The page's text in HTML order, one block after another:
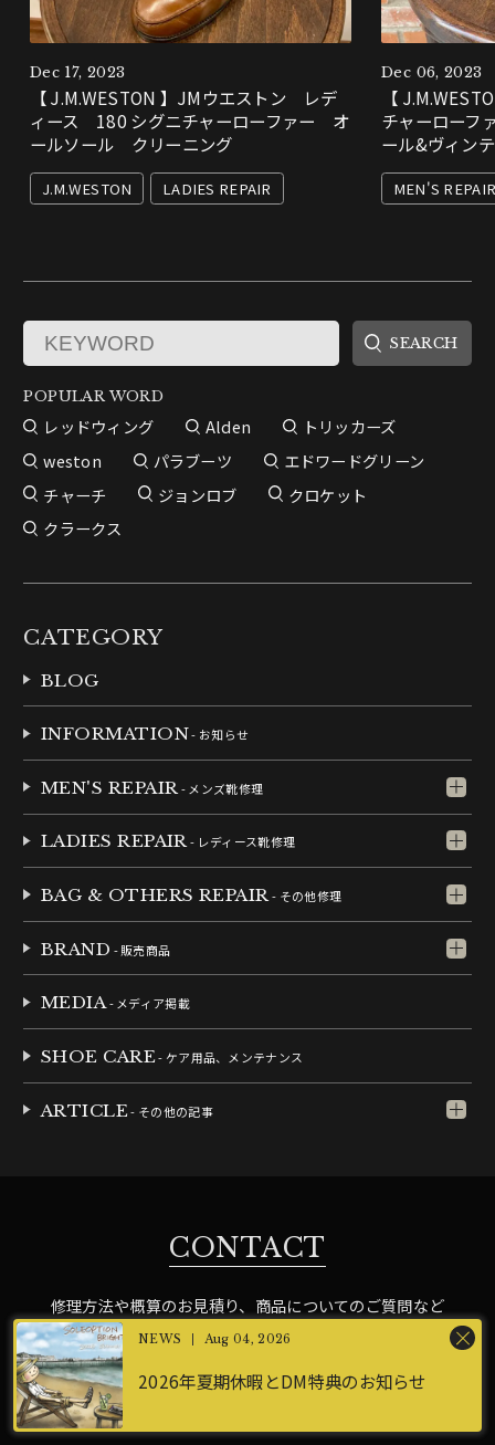
Aug 04, 2026
2026年夏期休暇とDM特典のお知らせ
Dec 17, 2023
【 J.M.WESTON 】JMウエストン レデ
ィース 180 シグニチャーローファー オ
ールソール クリーニング
J.M.WESTON LADIES REPAIR
Dec 06, 2023
【
チャーローフ
ール&ヴィン
MEN'S
POPULAR WORD
レッドウィング Alden
トリッカーズ
weston
パラブーツ
エドワードグリーン
チャーチ
ジョンロブ
クロケット
クラークス
CATEGORY
BLOG
INFORMATION- お知らせ
MEN'S REPAIR - メンズ靴修理
LADIES REPAIR- レディース靴修理
BAG & OTHERS REPAIR- その他修理
BRAND - 販売商品
MEDIA- メディア掲載
SHOE CARE- ケア用品、メンテナンス
ARTICLE- その他の記事
CONTACT
修理方法や概算のお見積り、商品についてのご質問など
お気軽にお問合せください。
CONTACT US